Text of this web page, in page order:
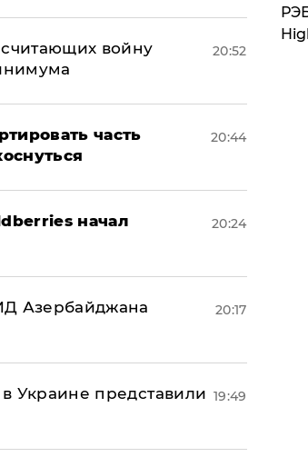
войну
20:52
часть
20:44
начал
20:24
Азербайджана
20:17
Украине представили 19:49